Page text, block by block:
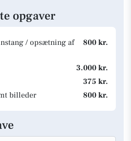
opgaver
/ opsætning af
800 kr.
3.000 kr.
375 kr.
billeder
800 kr.